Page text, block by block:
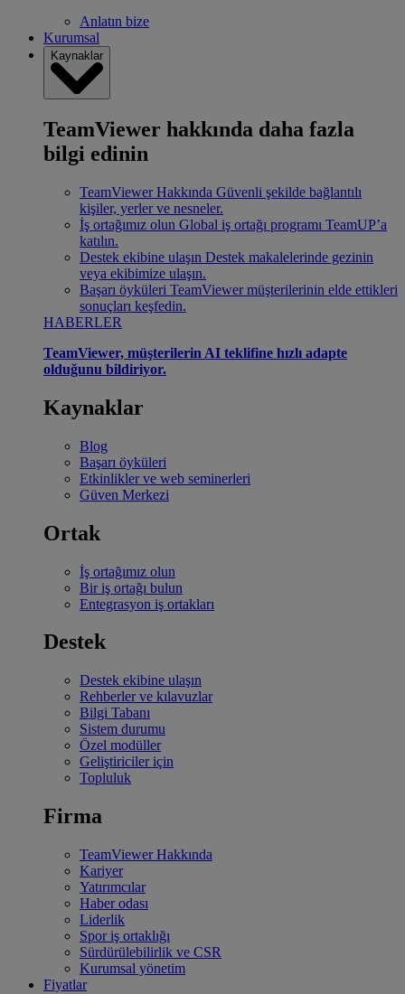
Anlatın bize
Kurumsal
Kaynaklar
TeamViewer hakkında daha fazla
bilgi edinin
TeamViewer Hakkında Güvenli şekilde bağlantılı
kişiler, yerler ve nesneler.
İş ortağımız olun Global iş ortağı programı TeamUP’a
katılın.
Destek ekibine ulaşın Destek makalelerinde gezinin
veya ekibimize ulaşın.
Başarı öyküleri TeamViewer müşterilerinin elde ettikleri
sonuçları keşfedin.
HABERLER
TeamViewer, müşterilerin AI teklifine hızlı adapte
olduğunu bildiriyor.
Kaynaklar
Blog
Başarı öyküleri
Etkinlikler ve web seminerleri
Güven Merkezi
Ortak
İş ortağımız olun
Bir iş ortağı bulun
Entegrasyon iş ortakları
Destek
Destek ekibine ulaşın
Rehberler ve kılavuzlar
Bilgi Tabanı
Sistem durumu
Özel modüller
Geliştiriciler için
Topluluk
Firma
TeamViewer Hakkında
Kariyer
Yatırımcılar
Haber odası
Liderlik
Spor iş ortaklığı
Sürdürülebilirlik ve CSR
Kurumsal yönetim
Fiyatlar